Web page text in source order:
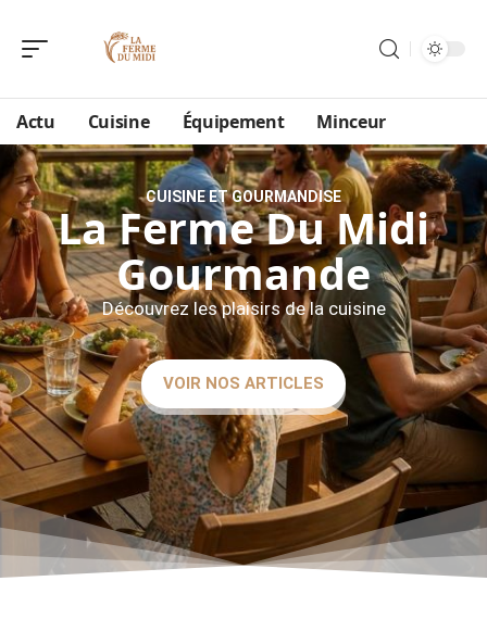
Actu Cuisine Équipement Minceur
CUISINE ET GOURMANDISE
La Ferme Du Midi
Gourmande
Découvrez les plaisirs de la cuisine
VOIR NOS ARTICLES